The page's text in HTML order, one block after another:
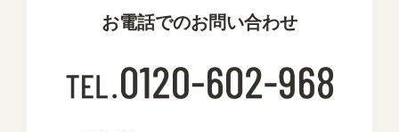
お電話でのお問い合わせ